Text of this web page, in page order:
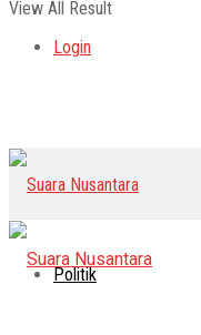
View All Result
Login
Politik